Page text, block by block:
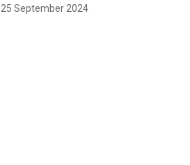
25 September 2024